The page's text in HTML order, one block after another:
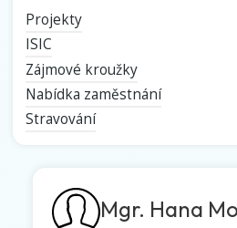
Projekty
ISIC
Zájmové kroužky
Nabídka zaměstnání
Stravování
Mgr. Hana